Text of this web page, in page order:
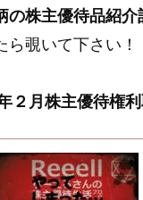
の株主優待品紹介
ら覗いて下さい！
２月株主優待権利